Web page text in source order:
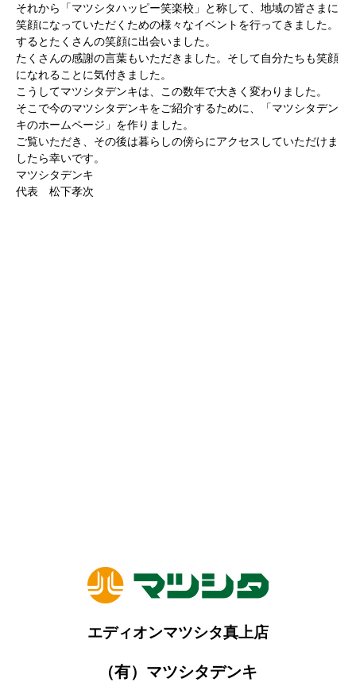
それから「マツシタハッピー笑楽校」と称して、地域の皆さまに
笑顔になっていただくための様々なイベントを行ってきました。
するとたくさんの笑顔に出会いました。
たくさんの感謝の言葉もいただきました。そして自分たちも笑顔
になれることに気付きました。
こうしてマツシタデンキは、この数年で大きく変わりました。
そこで今のマツシタデンキをご紹介するために、「マツシタデン
キのホームページ」を作りました。
ご覧いただき、その後は暮らしの傍らにアクセスしていただけま
したら幸いです。
マツシタデンキ
代表 松下孝次
エディオンマツシタ真上店
（有）マツシタデンキ